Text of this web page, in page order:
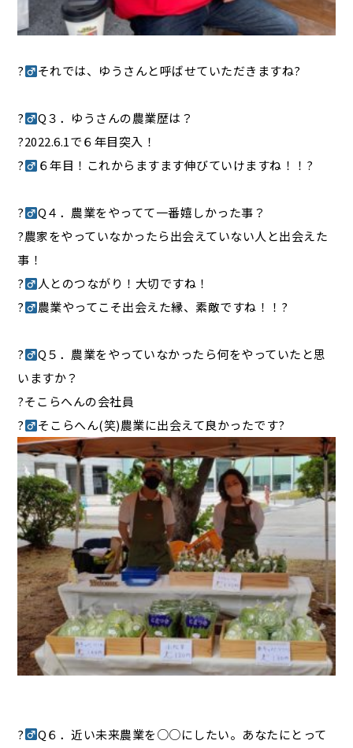
?‍ それでは、ゆうさんと呼ばせていただきますね?
?‍
Q３．ゆうさんの農業歴は？
?2022.6.1で６年目突入！
?‍
６年目！これからますます伸びていけますね！！?
?‍
Q４．農業をやってて一番嬉しかった事？
?農家をやっていなかったら出会えていない人と出会えた
事！
?‍
人とのつながり！大切ですね！
?‍
農業やってこそ出会えた縁、素敵ですね！！?
?‍
Q５．農業をやっていなかったら何をやっていたと思
いますか？
?そこらへんの会社員
?‍
そこらへん(笑)農業に出会えて良かったです?
?‍
Q６．近い未来農業を○○にしたい。あなたにとって